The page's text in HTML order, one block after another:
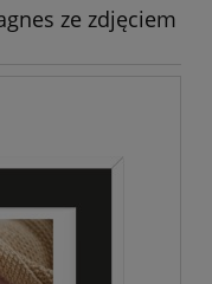
ze zdjęciem